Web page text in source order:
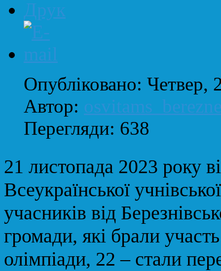
Опубліковано: Четвер,
Автор:
Перегляди: 638
21 листопада 2023 року
Всеукраїнської
учасників від
громади, які брали
олімпіади, 22 – стали